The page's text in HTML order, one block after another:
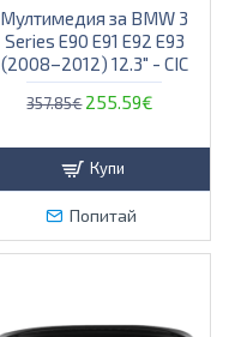
Мултимедия за BMW 3
Series E90 E91 E92 E93
(2008–2012) 12.3″ - CIC
357.85€ 255.59€
Купи
Попитай